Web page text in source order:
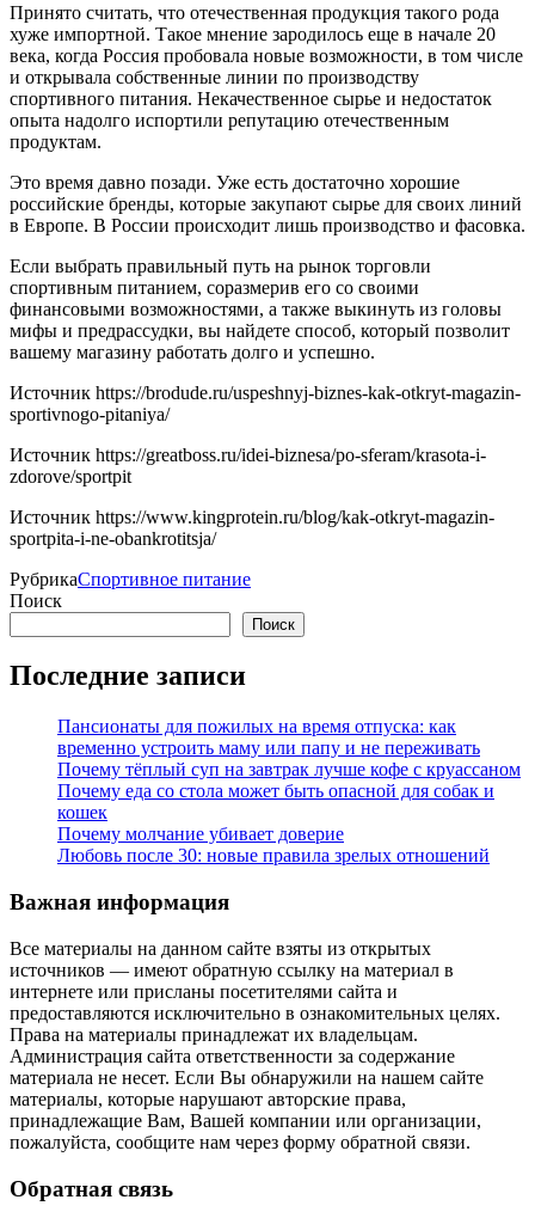
Принято считать, что отечественная продукция такого рода
хуже импортной. Такое мнение зародилось еще в начале 20
века, когда Россия пробовала новые возможности, в том числе
и открывала собственные линии по производству
спортивного питания. Некачественное сырье и недостаток
опыта надолго испортили репутацию отечественным
продуктам.
Это время давно позади. Уже есть достаточно хорошие
российские бренды, которые закупают сырье для своих линий
в Европе. В России происходит лишь производство и фасовка.
Если выбрать правильный путь на рынок торговли
спортивным питанием, соразмерив его со своими
финансовыми возможностями, а также выкинуть из головы
мифы и предрассудки, вы найдете способ, который позволит
вашему магазину работать долго и успешно.
Источник https://brodude.ru/uspeshnyj-biznes-kak-otkryt-magazin-
sportivnogo-pitaniya/
Источник https://greatboss.ru/idei-biznesa/po-sferam/krasota-i-
zdorove/sportpit
Источник https://www.kingprotein.ru/blog/kak-otkryt-magazin-
sportpita-i-ne-obankrotitsja/
РубрикаСпортивное питание
Поиск
Поиск
Последние записи
Пансионаты для пожилых на время отпуска: как
временно устроить маму или папу и не переживать
Почему тёплый суп на завтрак лучше кофе с круассаном
Почему еда со стола может быть опасной для собак и
кошек
Почему молчание убивает доверие
Любовь после 30: новые правила зрелых отношений
Важная информация
Все материалы на данном сайте взяты из открытых
источников — имеют обратную ссылку на материал в
интернете или присланы посетителями сайта и
предоставляются исключительно в ознакомительных целях.
Права на материалы принадлежат их владельцам.
Администрация сайта ответственности за содержание
материала не несет. Если Вы обнаружили на нашем сайте
материалы, которые нарушают авторские права,
принадлежащие Вам, Вашей компании или организации,
пожалуйста, сообщите нам через форму обратной связи.
Обратная связь